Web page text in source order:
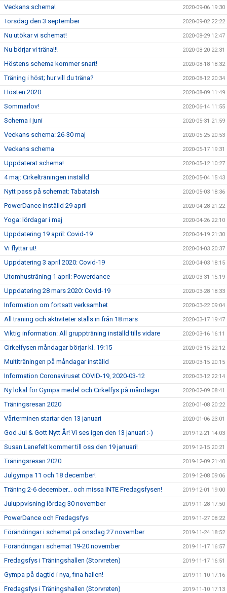
Veckans schema! 2020-09-06 19:30
Torsdag den 3 september 2020-09-02 22:22
Nu utökar vi schemat! 2020-08-29 12:47
Nu börjar vi träna!!! 2020-08-20 22:31
Höstens schema kommer snart! 2020-08-18 18:32
Träning i höst; hur vill du träna? 2020-08-12 20:34
Hösten 2020 2020-08-09 11:49
Sommarlov! 2020-06-14 11:55
Schema i juni 2020-05-31 21:59
Veckans schema: 26-30 maj 2020-05-25 20:53
Veckans schema 2020-05-17 19:31
Uppdaterat schema! 2020-05-12 10:27
4 maj: Cirkelträningen inställd 2020-05-04 15:43
Nytt pass på schemat: Tabataish 2020-05-03 18:36
PowerDance inställd 29 april 2020-04-28 21:22
Yoga: lördagar i maj 2020-04-26 22:10
Uppdatering 19 april: Covid-19 2020-04-19 21:30
Vi flyttar ut! 2020-04-03 20:37
Uppdatering 3 april 2020: Covid-19 2020-04-03 18:15
Utomhusträning 1 april: Powerdance 2020-03-31 15:19
Uppdatering 28 mars 2020: Covid-19 2020-03-28 18:33
Information om fortsatt verksamhet 2020-03-22 09:04
All träning och aktiviteter ställs in från 18 mars 2020-03-17 19:47
Viktig information: All gruppträning inställd tills vidare 2020-03-16 16:11
Cirkelfysen måndagar börjar kl. 19:15 2020-03-15 22:12
Multiträningen på måndagar inställd 2020-03-15 20:15
Information Coronaviruset COVID-19, 2020-03-12 2020-03-12 22:14
Ny lokal för Gympa medel och Cirkelfys på måndagar 2020-02-09 08:41
Träningsresan 2020 2020-01-08 20:22
Vårterminen startar den 13 januari 2020-01-06 23:01
God Jul & Gott Nytt År! Vi ses igen den 13 januari :-) 2019-12-21 14:03
Susan Lanefelt kommer till oss den 19 januari! 2019-12-15 20:21
Träningsresan 2020 2019-12-09 21:40
Julgympa 11 och 18 december! 2019-12-08 09:06
Träning 2-6 december... och missa INTE Fredagsfysen! 2019-12-01 19:00
Juluppvisning lördag 30 november 2019-11-28 17:50
PowerDance och Fredagsfys 2019-11-27 08:22
Förändringar i schemat på onsdag 27 november 2019-11-24 18:52
Förändringar i schemat 19-20 november 2019-11-17 16:57
Fredagsfys i Träningshallen (Storvreten) 2019-11-17 16:51
Gympa på dagtid i nya, fina hallen! 2019-11-10 17:16
Fredagsfys i Träningshallen (Storvreten) 2019-11-10 17:13